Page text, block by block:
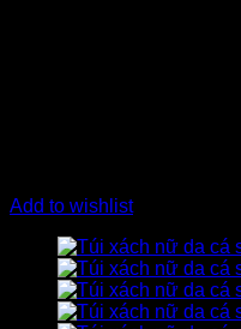
Add to wishlist